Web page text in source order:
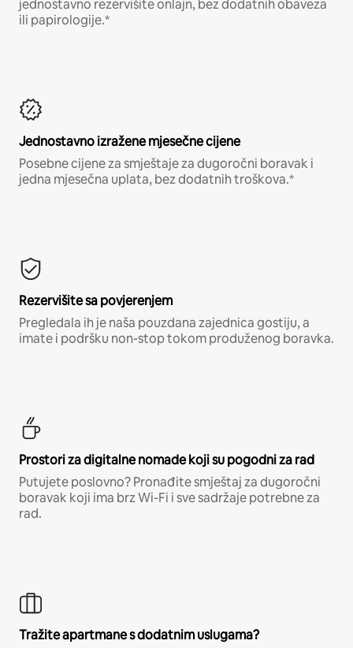
jednostavno rezervišite onlajn, bez dodatnih obaveza
ili papirologije.*
Jednostavno izražene mjesečne cijene
Posebne cijene za smještaje za dugoročni boravak i
jedna mjesečna uplata, bez dodatnih troškova.*
Rezervišite sa povjerenjem
Pregledala ih je naša pouzdana zajednica gostiju, a
imate i podršku non-stop tokom produženog boravka.
Prostori za digitalne nomade koji su pogodni za rad
Putujete poslovno? Pronađite smještaj za dugoročni
boravak koji ima brz Wi-Fi i sve sadržaje potrebne za
rad.
Tražite apartmane s dodatnim uslugama?